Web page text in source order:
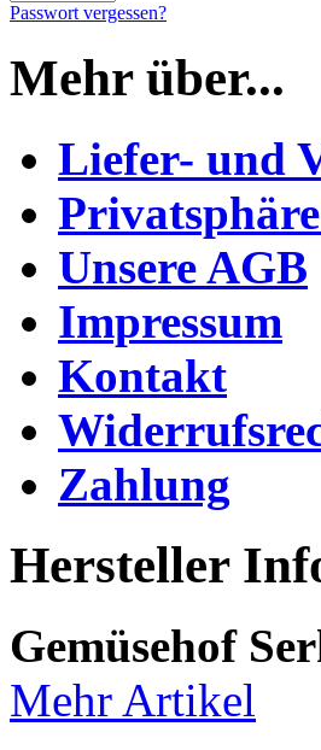
Passwort vergessen?
Mehr über...
Liefer- und
Unsere AGB
Impressum
Kontakt
Zahlung
Hersteller
Gemüsehof
Mehr Artikel